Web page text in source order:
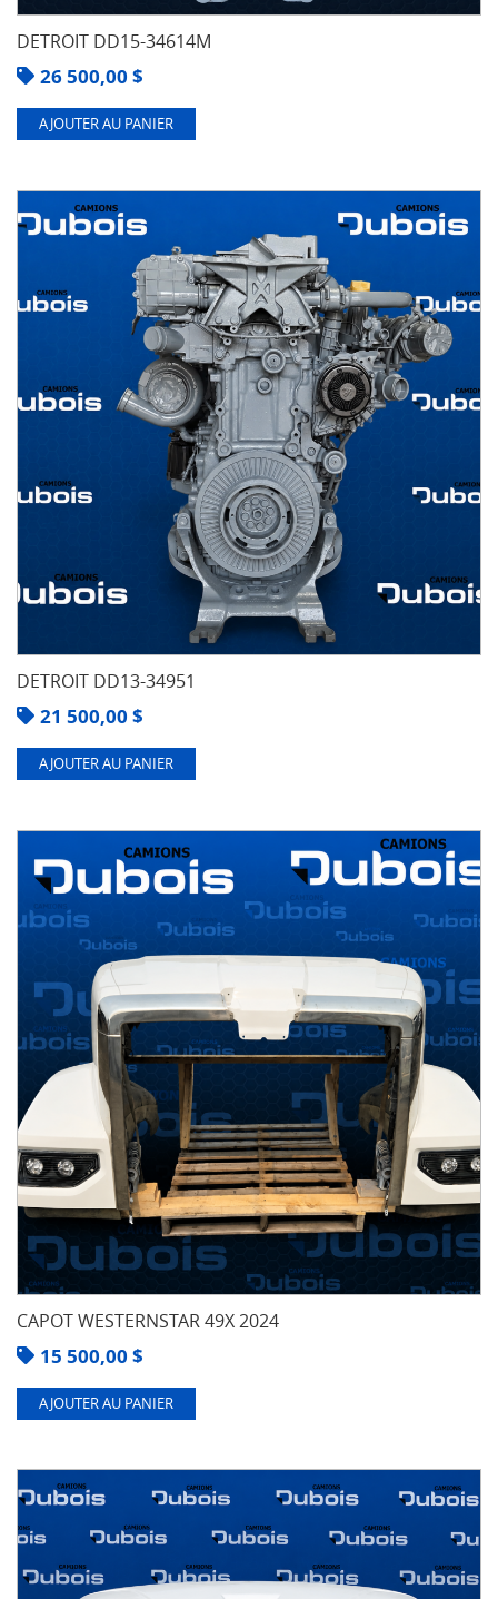
DETROIT DD15-34614M
26 500,00 $
AJOUTER AU PANIER
DETROIT DD13-34951
21 500,00 $
AJOUTER AU PANIER
CAPOT WESTERNSTAR 49X 2024
15 500,00 $
AJOUTER AU PANIER